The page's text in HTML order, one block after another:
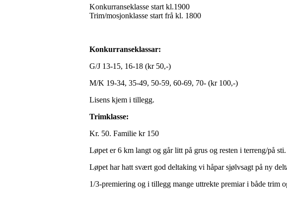
Konkurranseklasse start kl.1900
Trim/mosjonklasse start frå kl. 1800
Konkurranseklassar:
G/J 13-15, 16-18 (kr 50,-)
M/K 19-34, 35-49, 50-59, 60-69, 70- (kr 100,-)
Lisens kjem i tillegg.
Trimklasse:
Kr. 50. Familie kr 150
Løpet er 6 km langt og går litt på grus og resten i terreng/på sti.
Løpet har hatt svært god deltaking vi håpar sjølvsagt på ny
1/3-premiering og i tillegg mange uttrekte premiar i både trim